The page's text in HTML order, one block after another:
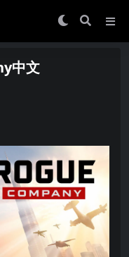
中文